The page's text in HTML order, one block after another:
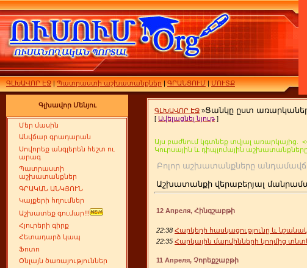
ԳԼԽԱՎՈՐ ԷՋ|Պատրաստի աշխատանքներ|ԳՐԱՆՑՈՒՄ|ՄՈՒՏՔ
Գլխավոր Մենյու
Մեր մասին
Անվճար գրադարան
Սովորեք անգլերեն հեշտ ու
արագ
Պատրաստի
աշխատանքներ
ԳՐԱԿԱՆ ԱՆԿՅՈՒՆ
Կայքերի հղումներ
Աշխատեք գումար!!!
Հյուրերի գիրք
Հետադարձ կապ
Ֆոտո
Օնլայն ծառայություններ
ԳԼԽԱՎՈՐ ԷՋ »Ցանկը ըստ
[ Ավելացնել նյութ]
Այս բաժնում կգտնեք տվյալ առարկայից.
Կուրսային և դիպլոմային
Բոլոր աշխատանքները
Աշխատանքի վերաբերյալ
12 Апреля, Հինգշաբթի
22:38 Հարկերի հասկացությունը և
22:35 Հարկային մարմինների կողմից
11 Апреля, Չորեքշաբթի